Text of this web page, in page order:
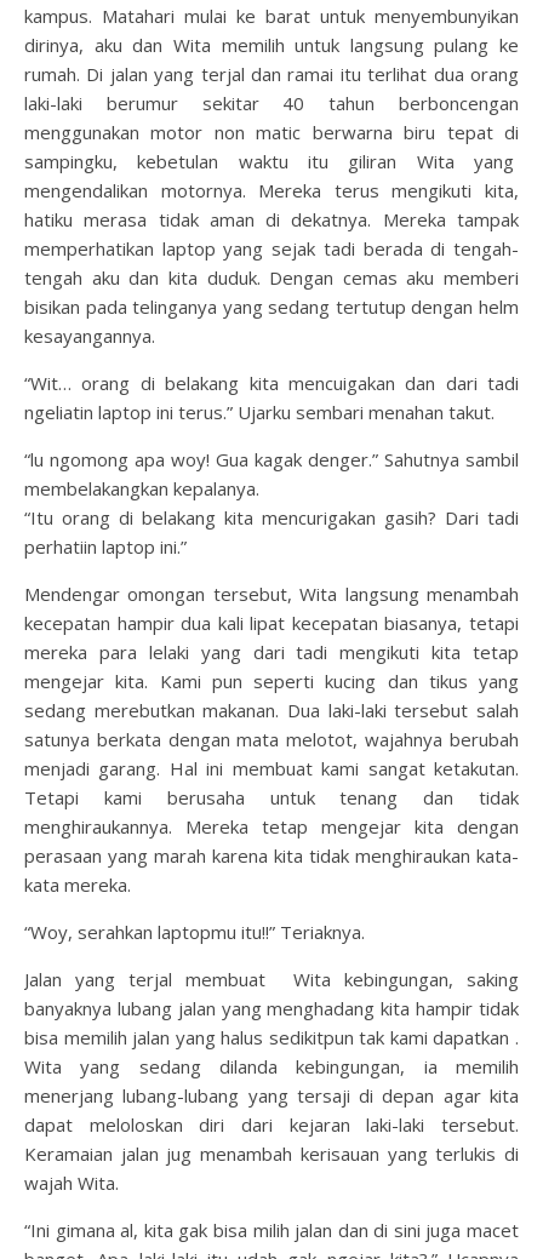
kampus. Matahari mulai ke barat untuk menyembunyikan
dirinya, aku dan Wita memilih untuk langsung pulang ke
rumah. Di jalan yang terjal dan ramai itu terlihat dua orang
laki-laki berumur sekitar 40 tahun berboncengan
menggunakan motor non matic berwarna biru tepat di
sampingku, kebetulan waktu itu giliran Wita yang
mengendalikan motornya. Mereka terus mengikuti kita,
hatiku merasa tidak aman di dekatnya. Mereka tampak
memperhatikan laptop yang sejak tadi berada di tengah-
tengah aku dan kita duduk. Dengan cemas aku memberi
bisikan pada telinganya yang sedang tertutup dengan helm
kesayangannya.
“Wit… orang di belakang kita mencuigakan dan dari tadi
ngeliatin laptop ini terus.” Ujarku sembari menahan takut.
“lu ngomong apa woy! Gua kagak denger.” Sahutnya sambil
membelakangkan kepalanya.
“Itu orang di belakang kita mencurigakan gasih? Dari tadi
perhatiin laptop ini.”
Mendengar omongan tersebut, Wita langsung menambah
kecepatan hampir dua kali lipat kecepatan biasanya, tetapi
mereka para lelaki yang dari tadi mengikuti kita tetap
mengejar kita. Kami pun seperti kucing dan tikus yang
sedang merebutkan makanan. Dua laki-laki tersebut salah
satunya berkata dengan mata melotot, wajahnya berubah
menjadi garang. Hal ini membuat kami sangat ketakutan.
Tetapi kami berusaha untuk tenang dan tidak
menghiraukannya. Mereka tetap mengejar kita dengan
perasaan yang marah karena kita tidak menghiraukan kata-
kata mereka.
“Woy, serahkan laptopmu itu!!” Teriaknya.
Jalan yang terjal membuat Wita kebingungan, saking
banyaknya lubang jalan yang menghadang kita hampir tidak
bisa memilih jalan yang halus sedikitpun tak kami dapatkan .
Wita yang sedang dilanda kebingungan, ia memilih
menerjang lubang-lubang yang tersaji di depan agar kita
dapat meloloskan diri dari kejaran laki-laki tersebut.
Keramaian jalan jug menambah kerisauan yang terlukis di
wajah Wita.
“Ini gimana al, kita gak bisa milih jalan dan di sini juga macet